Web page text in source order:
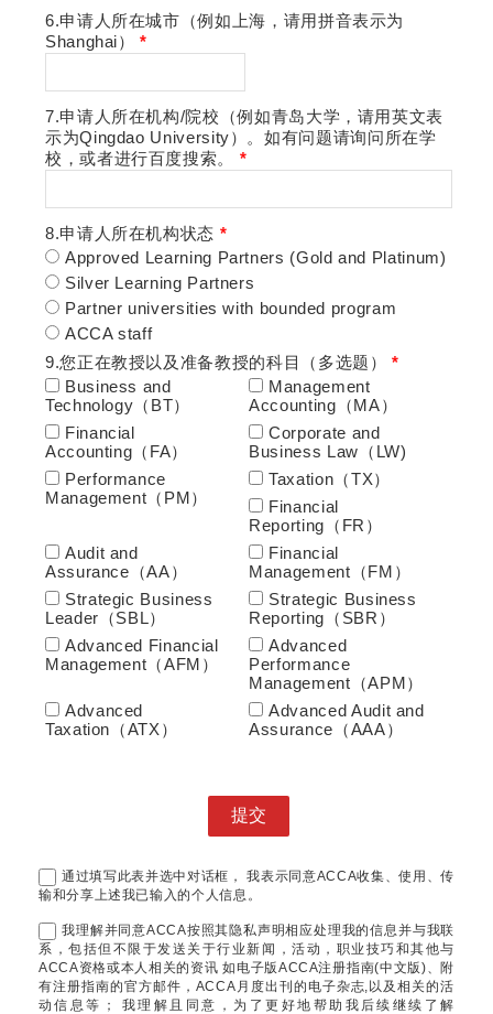
6.申请人所在城市（例如上海，请用拼音表示为
Shanghai）*
7.申请人所在机构/院校（例如青岛大学，请用英文表
示为Qingdao University）。如有问题请询问所在学
校，或者进行百度搜索。 *
8.申请人所在机构状态 *
Approved Learning Partners (Gold and Platinum)
Silver Learning Partners
Partner universities with bounded program
ACCA staff
9.您正在教授以及准备教授的科目（多选题）*
Business and
Technology（BT）
Management
Accounting（MA）
Financial
Accounting（FA）
Corporate and
Business Law（LW)
Performance
Management（PM）
Taxation（TX）
Financial
Reporting（FR）
Audit and
Assurance（AA）
Financial
Management（FM）
Strategic Business
Leader（SBL）
Strategic Business
Reporting（SBR）
Advanced Financial
Management（AFM）
Advanced
Performance
Management（APM）
Advanced
Taxation（ATX）
Advanced Audit and
Assurance（AAA）
通过填写此表并选中对话框， 我表示同意ACCA收集、使用、传
输和分享上述我已输入的个人信息。
我理解并同意ACCA按照其隐私声明相应处理我的信息并与我联
系，包括但不限于发送关于行业新闻，活动，职业技巧和其他与
ACCA资格或本人相关的资讯 如电子版ACCA注册指南(中文版)、附
有注册指南的官方邮件，ACCA月度出刊的电子杂志,以及相关的活
动信息等； 我理解且同意，为了更好地帮助我后续继续了解